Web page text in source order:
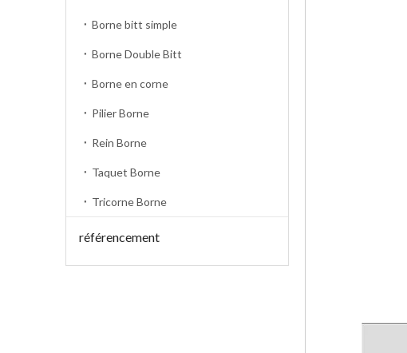
Borne bitt simple
Borne Double Bitt
Borne en corne
Pilier Borne
Rein Borne
Taquet Borne
Tricorne Borne
référencement